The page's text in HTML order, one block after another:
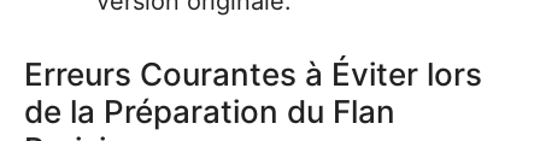
Erreurs Courantes à Éviter lors
de la Préparation du Flan